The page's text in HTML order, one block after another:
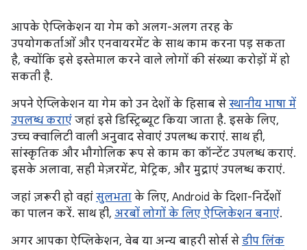
आपके ऐप्लिकेशन या गेम को अलग-अलग तरह के
उपयोगकर्ताओं और एनवायरमेंट के साथ काम करना पड़ सकता
है, क्योंकि इसे इस्तेमाल करने वाले लोगों की संख्या करोड़ों में हो
सकती है.
अपने ऐप्लिकेशन या गेम को उन देशों के हिसाब से स्थानीय भाषा में
उपलब्ध कराएं जहां इसे डिस्ट्रिब्यूट किया जाता है. इसके लिए,
उच्च क्वालिटी वाली अनुवाद सेवाएं उपलब्ध कराएं. साथ ही,
सांस्कृतिक और भौगोलिक रूप से काम का कॉन्टेंट उपलब्ध कराएं.
इसके अलावा, सही मेज़रमेंट, मेट्रिक, और मुद्राएं उपलब्ध कराएं.
जहां ज़रूरी हो वहां सुलभता के लिए, Android के दिशा-निर्देशों
का पालन करें. साथ ही, अरबों लोगों के लिए ऐप्लिकेशन बनाएं.
अगर आपका ऐप्लिकेशन, वेब या अन्य बाहरी सोर्स से डीप लिंक